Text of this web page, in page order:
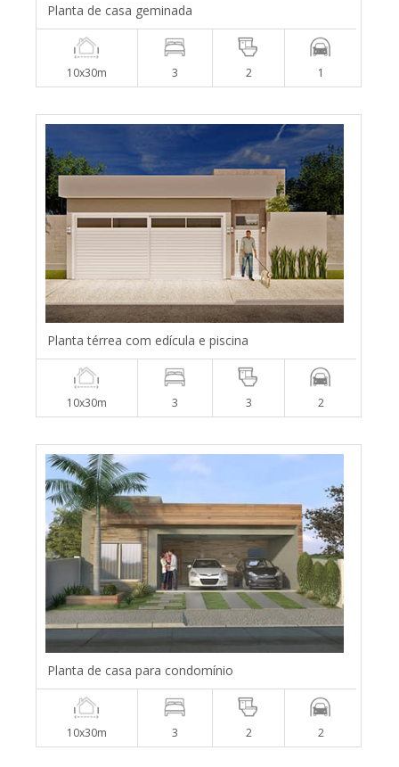
Planta de casa geminada
10x30m 3 2 1
Planta térrea com edícula e piscina
10x30m 3 3 2
Planta de casa para condomínio
10x30m 3 2 2